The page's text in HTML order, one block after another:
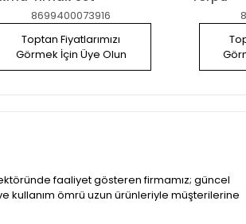
8699400073916
Toptan Fiyatlarımızı
Görmek İçin Üye Olun
faaliyet gösteren firmamız; güncel
kullanım ömrü uzun ürünleriyle müşterilerine